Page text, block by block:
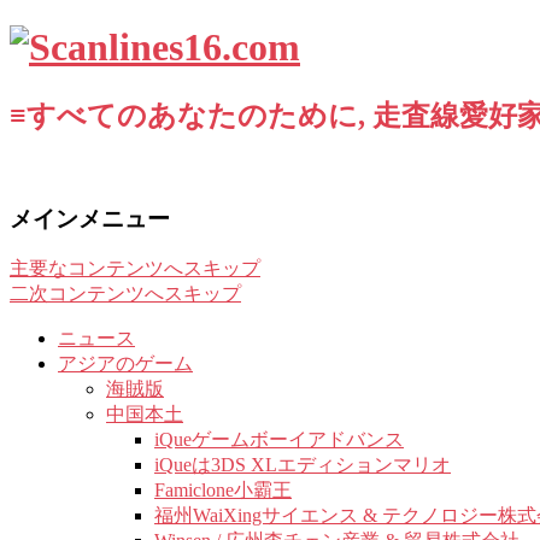
≡すべてのあなたのために, 走査線愛好
メインメニュー
主要なコンテンツへスキップ
二次コンテンツへスキップ
ニュース
アジアのゲーム
海賊版
中国本土
iQueゲームボーイアドバンス
iQueは3DS XLエディションマリオ
Famiclone小霸王
福州WaiXingサイエンス & テクノロジー株